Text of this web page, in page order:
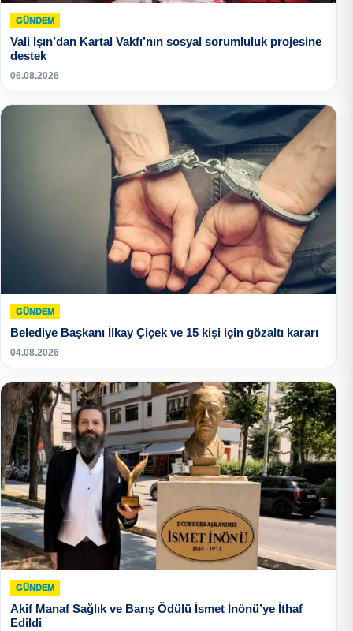
GÜNDEM
Vali Işın’dan Kartal Vakfı’nın sosyal sorumluluk projesine
destek
06.08.2026
GÜNDEM
Belediye Başkanı İlkay Çiçek ve 15 kişi için gözaltı kararı
04.08.2026
GÜNDEM
Akif Manaf Sağlık ve Barış Ödülü İsmet İnönü’ye İthaf
Edildi